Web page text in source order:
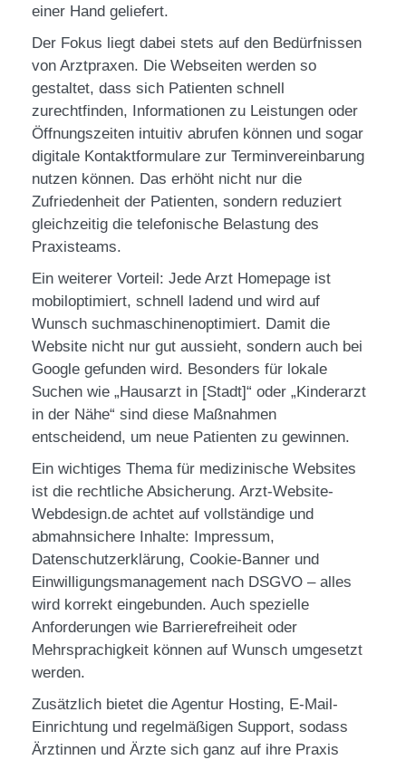
einer Hand geliefert.
Der Fokus liegt dabei stets auf den Bedürfnissen
von Arztpraxen. Die Webseiten werden so
gestaltet, dass sich Patienten schnell
zurechtfinden, Informationen zu Leistungen oder
Öffnungszeiten intuitiv abrufen können und sogar
digitale Kontaktformulare zur Terminvereinbarung
nutzen können. Das erhöht nicht nur die
Zufriedenheit der Patienten, sondern reduziert
gleichzeitig die telefonische Belastung des
Praxisteams.
Ein weiterer Vorteil: Jede Arzt Homepage ist
mobiloptimiert, schnell ladend und wird auf
Wunsch suchmaschinenoptimiert. Damit die
Website nicht nur gut aussieht, sondern auch bei
Google gefunden wird. Besonders für lokale
Suchen wie „Hausarzt in [Stadt]“ oder „Kinderarzt
in der Nähe“ sind diese Maßnahmen
entscheidend, um neue Patienten zu gewinnen.
Ein wichtiges Thema für medizinische Websites
ist die rechtliche Absicherung. Arzt-Website-
Webdesign.de achtet auf vollständige und
abmahnsichere Inhalte: Impressum,
Datenschutzerklärung, Cookie-Banner und
Einwilligungsmanagement nach DSGVO – alles
wird korrekt eingebunden. Auch spezielle
Anforderungen wie Barrierefreiheit oder
Mehrsprachigkeit können auf Wunsch umgesetzt
werden.
Zusätzlich bietet die Agentur Hosting, E-Mail-
Einrichtung und regelmäßigen Support, sodass
Ärztinnen und Ärzte sich ganz auf ihre Praxis